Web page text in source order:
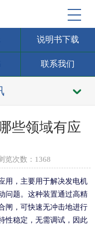
说明书下载
联系我们
些领域有应
次数： 1368
用，主要用于解决发电机
问题。这种装置通过高精
闸，可快速无冲击地进行
性稳定，无需调试，因此